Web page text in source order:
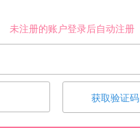
未注册的账户登录后自动注册
获取验证码